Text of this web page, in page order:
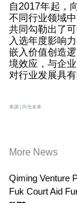
自2017年起，
不同行业领域
共同勾勒出了
入选年度影响
嵌入价值创造
境效应，与企
对行业发展具
来源 | 向光未来
More News
Qiming Venture
Fuk Court Aid